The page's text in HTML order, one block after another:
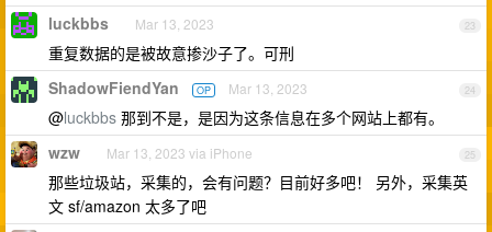
23
luckbbs Mar 13, 2023
重复数据的是被故意掺沙子了。可刑
24
ShadowFiendYan OP Mar 13, 2023
@luckbbs 那到不是，是因为这条信息在多个网站上都有。
25
wzw Mar 13, 2023 via iPhone
那些垃圾站，采集的，会有问题？目前好多吧！ 另外，采集英
文 sf/amazon 太多了吧